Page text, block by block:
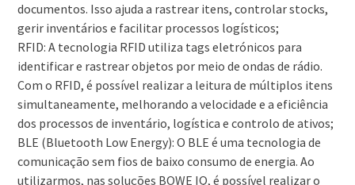
documentos. Isso ajuda a rastrear itens, controlar stocks,
gerir inventários e facilitar processos logísticos;
RFID: A tecnologia RFID utiliza tags eletrónicos para
identificar e rastrear objetos por meio de ondas de rádio.
Com o RFID, é possível realizar a leitura de múltiplos itens
simultaneamente, melhorando a velocidade e a eficiência
dos processos de inventário, logística e controlo de ativos;
BLE (Bluetooth Low Energy): O BLE é uma tecnologia de
comunicação sem fios de baixo consumo de energia. Ao
utilizarmos, nas soluções BOWE IQ, é possível realizar o